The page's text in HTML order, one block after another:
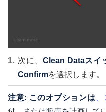
次に、 Clean Dataスイ
Confirmを選択します。
注意: このオプションは